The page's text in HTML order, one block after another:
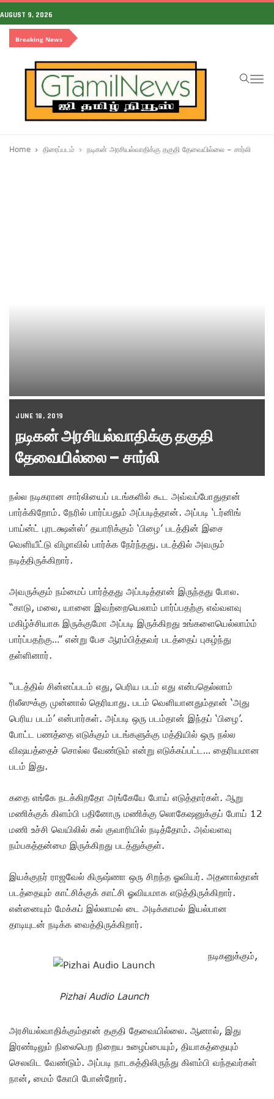
AUGUST 9, 2026
Breaking News
Home திரைப்படம் நடிகன் அரசியல்வாதிக்கு தகுதி தேவையில்லை – சார்லி
JUNE 18, 2019
நடிகன் அரசியல்வாதிக்கு தகுதி
தேவையில்லை – சார்லி
நல்ல நடிகரான சார்லியைப் படங்களில் கூட அவ்வப்போதுதான்
பார்க்கிறோம். நேரில் பார்ப்பதும் அப்படித்தான். அப்படி ‘டர்னிங்
பாய்ன்ட் புரடக்ஷன்ஸ்’ தயாரிக்கும் ‘பிழை’ படத்தின் இசை
வெளியீட்டு விழாவில் பார்க்க நேர்ந்தது. படத்தில் அவரும்
நடித்திருக்கிறார்.
அவருக்கும் நம்மைப் பார்த்தது அப்படித்தான் இருந்தது போல.
“காடு, மலை, யானை இவற்றையெலாம் பார்ப்பதற்கு எவ்வளவு
மகிழ்ச்சியாக இருக்குமோ அப்படி இருக்கிறது உங்களையெல்லாம்ம்
பார்ப்பதற்கு…” என்று பேச ஆரம்பித்தவர் படத்தைப் புகழ்ந்து
தள்ளினார்.
“படத்தில் சின்னப்படம் எது, பெரிய படம் எது என்பதெல்லாம்
ரிலீஸுக்கு முன்னால் தெரியாது. படம் வெளியானதும்தான் ‘அது
பெரிய படம்’ என்பார்கள். அப்படி ஒரு படம்தான் இந்தப் ‘பிழை’.
போட்ட பணத்தை எடுக்கும் படங்களுக்கு மத்தியில் ஒரு நல்ல
விஷயத்தைச் சொல்ல வேண்டும் என்று எடுக்கப்பட்ட… தைரியமான
படம் இது.
கதை எங்கே நடக்கிறதோ அங்கேயே போய் எடுத்தார்கள். ஆறு
மணிக்குக் கிளம்பி பதினோரு மணிக்கு லொகேஷனுக்குப் போய் 12
மணி உச்சி வெயிலில் கல் குவாரியில் நடித்தோம். அவ்வளவு
நம்பகத்தன்மை இருக்கிறது படத்துக்குள்.
இயக்குநர் ராஜவேல் கிருஷ்ணா ஒரு சிறந்த ஓவியர். அதனால்தான்
படத்தையும் காட்சிக்குக் காட்சி ஓவியமாக எடுத்திருக்கிறார்.
என்னையும் மேக்கப் இல்லாமல் டை அடிக்காமல் இயல்பான
தாடியுடன் நடிக்க வைத்திருக்கிறார்.
Pizhai Audio Launch
நடிகனுக்கும்,
அரசியல்வாதிக்கும்தான் தகுதி தேவையில்லை. ஆனால், இது
இரண்டிலும் நிலைபெற நிறைய உழைப்பையும், தியாகத்தையும்
செலவிட வேண்டும். அப்படி நாடகத்திலிருந்து கிளம்பி வந்தவர்கள்
நான், மைம் கோபி போன்றோர்.